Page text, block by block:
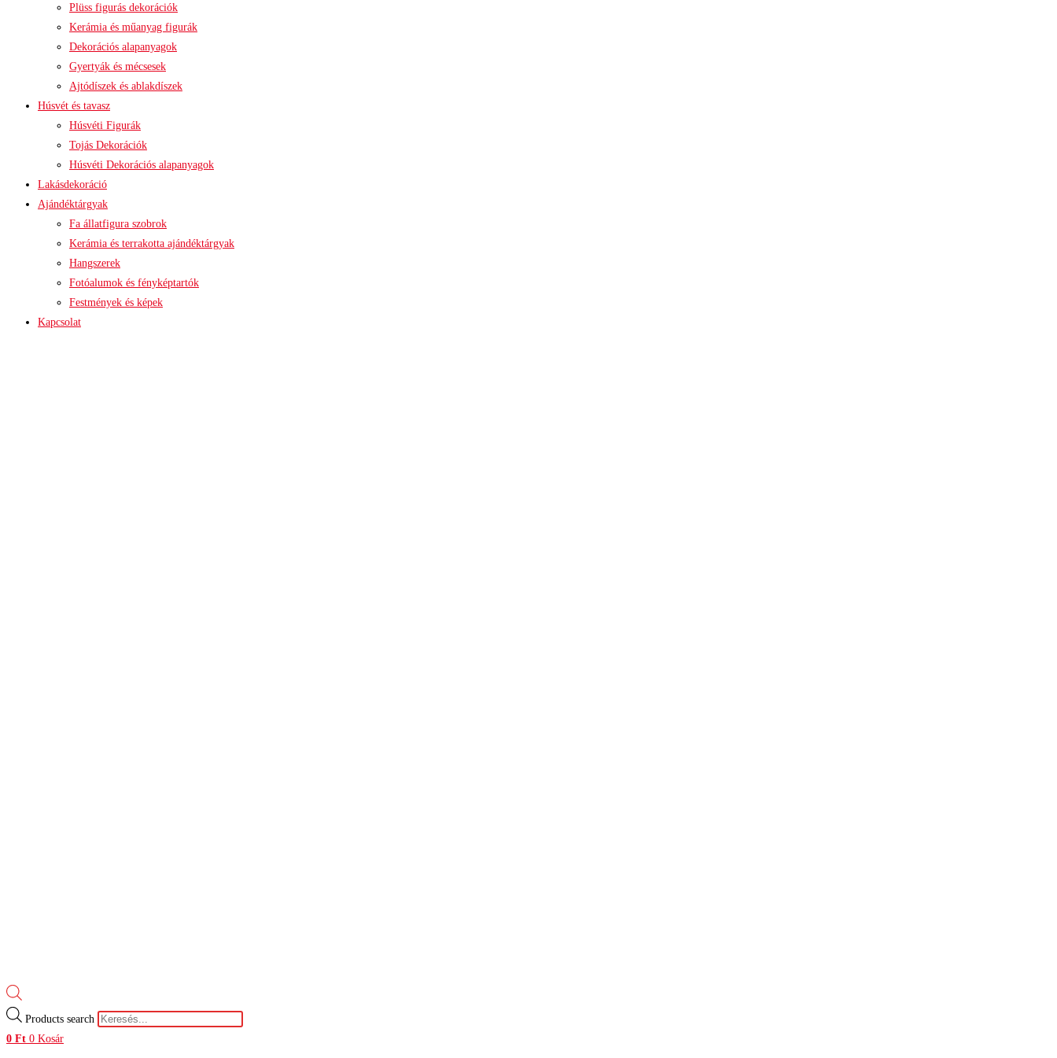
Plüss figurás dekorációk
Kerámia és műanyag figurák
Dekorációs alapanyagok
Gyertyák és mécsesek
Ajtódíszek és ablakdíszek
Húsvét és tavasz
Húsvéti Figurák
Tojás Dekorációk
Húsvéti Dekorációs alapanyagok
Lakásdekoráció
Ajándéktárgyak
Fa állatfigura szobrok
Kerámia és terrakotta ajándéktárgyak
Hangszerek
Fotóalumok és fényképtartók
Festmények és képek
Kapcsolat
Products search
0 Ft 0 Kosár